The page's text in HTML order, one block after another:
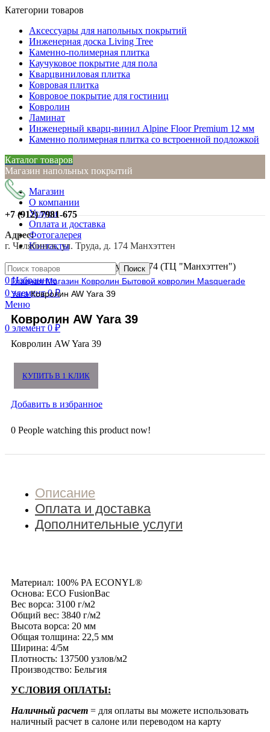
Категории товаров
Аксессуары для напольных покрытий
Инженерная доска Living Tree
Каменно-полимерная плитка
Каучуковое покрытие для пола
Кварцвиниловая плитка
Ковровая плитка
Ковровое покрытие для гостиниц
Ковролин
Ламинат
Инженерный кварц-винил Alpine Floor Premium 12 мм
Каменно полимерная плитка со встроенной подложкой
Каталог товаров
Магазин напольных покрытий
Магазин
О компании
Услуги
Оплата и доставка
Фотогалерея
Контакты
г. Челябинск, ул. Труда, д. 174 (ТЦ "Манхэттен")
+7 (912)7981-675
Адрес:
г. Челябинск, ул. Труда, д. 174 Манхэттен
Поиск
0Избранное
0элемент 0₽
Меню
0 элемент 0 ₽
ГлавнаяМагазин Ковролин Бытовой ковролин Masquerade
YaraКовролин AW Yara 39
Ковролин AW Yara 39
Ковролин AW Yara 39
КУПИТЬ В 1 КЛИК
Добавить в избранное
0 People watching this product now!
Описание
Оплата и доставка
Дополнительные услуги
Материал: 100% PA ECONYL®
Основа: ECO FusionBac
Вес ворса: 3100 г/м2
Общий вес: 3840 г/м2
Высота ворса: 20 мм
Общая толщина: 22,5 мм
Ширина: 4/5м
Плотность: 137500 узлов/м2
Производство: Бельгия
УСЛОВИЯ ОПЛАТЫ:
Наличный расчет = для оплаты вы можете использовать
наличный расчет в салоне или переводом на карту